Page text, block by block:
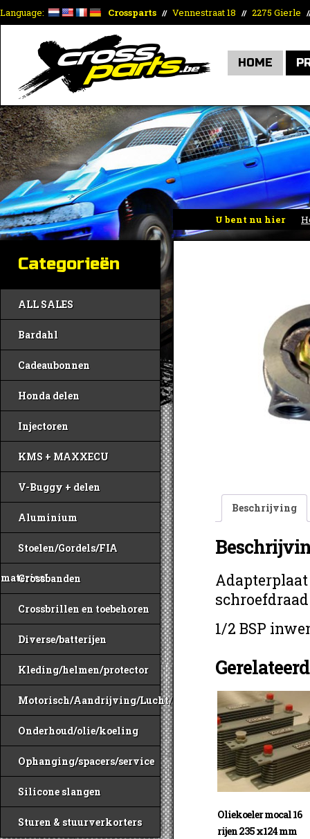
Language: Crossparts // Vennestraat 18 // 2275 Gierle
HOME
U bent nu hier
Categorieën
ALL SALES
Bardahl
Cadeaubonnen
Honda delen
Injectoren
KMS + MAXXECU
V-Buggy + delen
Aluminium
Stoelen/Gordels/FIA
materiaal
Crossbanden
Crossbrillen en toebehoren
Diverse/batterijen
Kleding/helmen/protector
Motorisch/Aandrijving/Lucht/Benzine
Onderhoud/olie/koeling
Ophanging/spacers/service
Silicone slangen
Sturen & stuurverkorters
Beschrijving
Adapterplaat
1/2 BSP
Oliekoeler mocal 16
rijen 235 x124 mm